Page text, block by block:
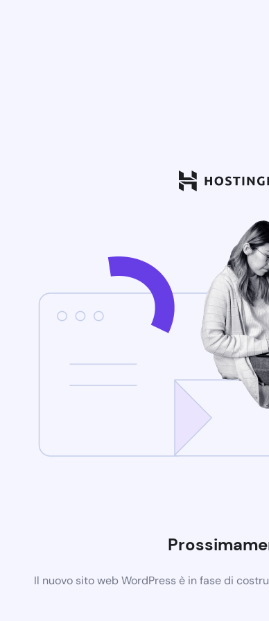
Il nuovo sito web WordPress è in fase di